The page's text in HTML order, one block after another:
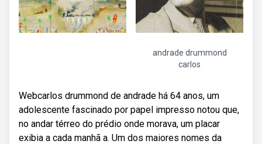
andrade drummond
carlos
Webcarlos drummond de andrade há 64 anos, um
adolescente fascinado por papel impresso notou que,
no andar térreo do prédio onde morava, um placar
exibia a cada manhã a. Um dos maiores nomes da